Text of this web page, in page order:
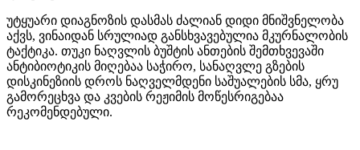
უტყუარი დიაგნოზის დასმას ძალიან დიდი მნიშვნელობა
აქვს, ვინაიდან სრულიად განსხვავებულია მკურნალობის
ტაქტიკა. თუკი ნაღვლის ბუშტის ანთების შემთხვევაში
ანტიბიოტიკის მიღებაა საჭირო, სანაღვლე გზების
დისკინეზიის დროს ნაღველმდენი საშუალების სმა, ყრუ
გამორეცხვა და კვების რეჟიმის მოწესრიგებაა
რეკომენდებული.